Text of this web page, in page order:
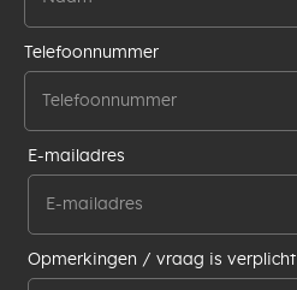
Telefoonnummer
E-mailadres
Opmerkingen / vraag is verplicht